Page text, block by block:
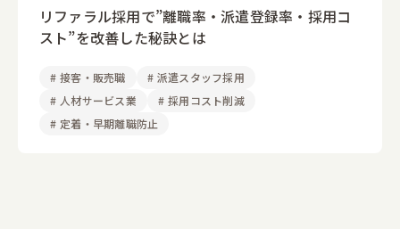
リファラル採用で”離職率・派遣登録率・採用コ
スト”を改善した秘訣とは
# 接客・販売職 # 派遣スタッフ採用
# 人材サービス業 # 採用コスト削減
# 定着・早期離職防止